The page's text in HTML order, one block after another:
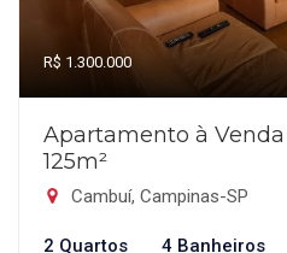
R$ 1.300.000
Apartamento à
125m²
Cambuí, Campinas-SP
2 Quartos 4 Banheiros